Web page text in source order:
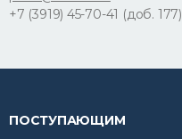
press@norvuz.ru
+7 (3919) 45-70-41 (доб. 177)
ПОСТУПАЮЩИМ